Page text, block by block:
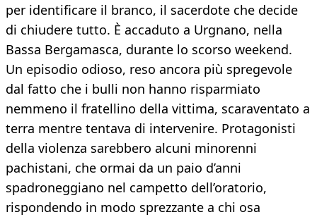
per identificare il branco, il sacerdote che decide
di chiudere tutto. È accaduto a Urgnano, nella
Bassa Bergamasca, durante lo scorso weekend.
Un episodio odioso, reso ancora più spregevole
dal fatto che i bulli non hanno risparmiato
nemmeno il fratellino della vittima, scaraventato a
terra mentre tentava di intervenire. Protagonisti
della violenza sarebbero alcuni minorenni
pachistani, che ormai da un paio d’anni
spadroneggiano nel campetto dell’oratorio,
rispondendo in modo sprezzante a chi osa